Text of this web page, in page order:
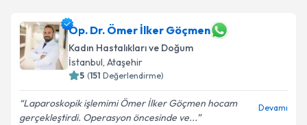
Op. Dr. Nurdan Şahin Yüceliçin randevu takvimi
talebi oluşturun. Size bu uzmandan randevu almanız
için bir takvim hazırlandığında e-posta ile
bilgilendireceğiz.
E-posta Adresiniz
Op. Dr. Ömer İlker Göçmen
Kadın Hastalıkları ve Doğum
İstanbul, Ataşehir
5 (151 Değerlendirme)
Laparoskopik işlemimi Ömer İlker Göçmen hocam
gerçekleştirdi. Operasyon öncesinde ve...
Devamı